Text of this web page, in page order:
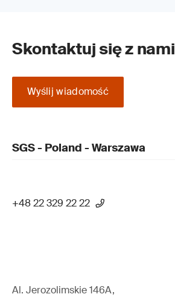
Skontaktuj się z nami
Wyślij wiadomość
SGS - Poland - Warszawa
+48 22 329 22 22
Al. Jerozolimskie 146A,